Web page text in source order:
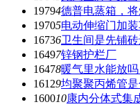
19794德普电蒸箱，
19705电动伸缩门加装
16736卫生间是先铺
16497锌钢护栏厂
16478暖气里水能放
16129均聚聚丙烯管
160010康内分体式集